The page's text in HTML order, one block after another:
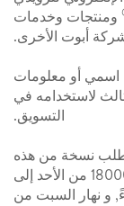
وخدمات
الأخرى.
معلومات
في
التسويق.
من هذه
يرجى الاتصال على 1800041 من الأحد إلى
مساءً, و نهار السبت من